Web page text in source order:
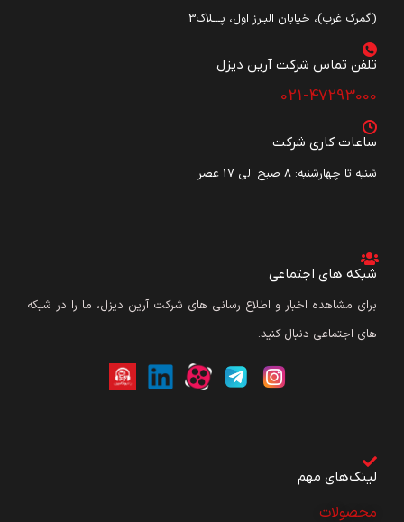
(گمرک غرب)، خیابان البـرز اول، پـــلاک3
تلفن تماس شرکت آرین دیزل​
021-47293000
ساعات کاری شرکت
شنبه تا چهارشنبه: ۸ صبح الی 17 عصر
شبکه های اجتماعی
برای مشاهده اخبار و اطلاع رسانی های شرکت آرین دیزل، ما را در شبکه
های اجتماعی دنبال کنید.
لینک‌های مهم
محصولات